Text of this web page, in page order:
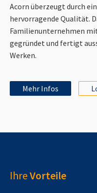
Acorn überzeugt durch
hervorragende Qualität.
Familienunternehmen
gegründet und fertigt
Werken.
Mehr Infos
IhreVorteile